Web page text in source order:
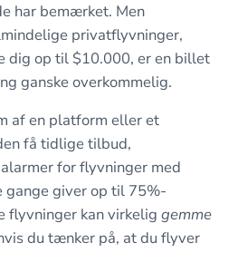
har bemærket. Men
privatflyvninger,
dig op til $10.000, er en billet
ganske overkommelig.
af en platform eller et
få tidlige tilbud,
for flyvninger med
gange giver op til 75%-
flyvninger kan virkelig gemme
du tænker på, at du flyver